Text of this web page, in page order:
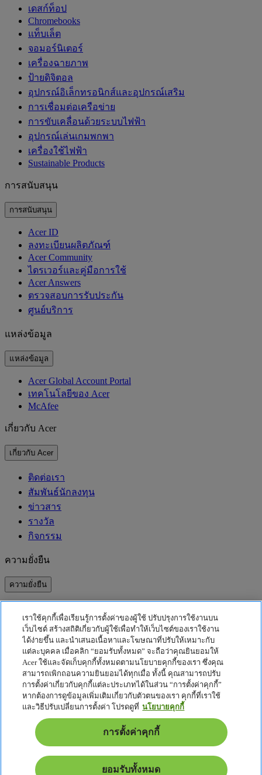
เดสก์ท็อป
Chromebooks
แท็บเล็ต
จอมอร์นิเตอร์
เครื่องฉายภาพ
ป้ายดิจิตอล
อุปกรณ์อิเล็กทรอนิกส์และอุปกรณ์เสริม
การเชื่อมต่อเครือข่าย
การขับเคลื่อนด้วยระบบไฟฟ้า
อุปกรณ์เล่นเกมพกพา
เครื่องใช้ไฟฟ้า
‌Sustainable Products
การสนับสนุน
การสนับสนุน
Acer ID
ลงทะเบียนผลิตภัณฑ์
Acer Community
ไดรเวอร์และคู่มือการใช้
Acer Answers
ตรวจสอบการรับประกัน
ศูนย์บริการ
แหล่งข้อมูล
แหล่งข้อมูล
Acer Global Account Portal
เทคโนโลยีของ Acer
McAfee
เกี่ยวกับ Acer
เกี่ยวกับ Acer
ติดต่อเรา
สัมพันธ์นักลงทุน
ข่าวสาร
รางวัล
กิจกรรม
ความยั่งยืน
ความยั่งยืน
คาร์บอนฟุตพริ้นท์ของผลิตภัณฑ์
Project Humanity
Earthion
นโยบายความเป็นส่วนตัว
นโยบายเกี่ยวกับคุกกี้
ประกาศเกี่ยวกับกฎหมาย
ข้อมูลด้านกฎหมายเพิ่มเติม
นโยบายการเข้าถึง
การตั้งค่าคุกกี้
ไทย - ไทย
เราใช้คุกกี้เพื่อเรียนรู้การตั้งค่าของผู้ใช้ ปรับปรุงการใช้งานบน
เว็บไซต์ สร้างสถิติเกี่ยวกับผู้ใช้เพื่อทำให้เว็บไซต์ของเราใช้งาน
ได้ง่ายขึ้น และนำเสนอเนื้อหาและโฆษณาที่ปรับให้เหมาะกับ
แต่ละบุคคล เมื่อคลิก “ยอมรับทั้งหมด” จะถือว่าคุณยินยอมให้
Acer ใช้และจัดเก็บคุกกี้ทั้งหมดตามนโยบายคุกกี้ของเรา ซึ่งคุณ
สามารถเพิกถอนความยินยอมได้ทุกเมื่อ ทั้งนี้ คุณสามารถปรับ
การตั้งค่าเกี่ยวกับคุกกี้แต่ละประเภทได้ในส่วน “การตั้งค่าคุกกี้”
หากต้องการดูข้อมูลเพิ่มเติมเกี่ยวกับตัวตนของเรา คุกกี้ที่เราใช้
และวิธีปรับเปลี่ยนการตั้งค่า โปรดดูที่ นโยบายคุกกี้
การตั้งค่าคุกกี้
ยอมรับทั้งหมด